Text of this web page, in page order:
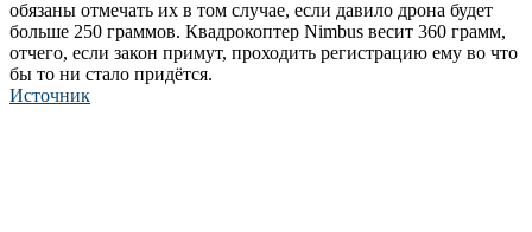
обязаны отмечать их в том случае, если давило дрона будет
больше 250 граммов. Квадрокоптер Nimbus весит 360 грамм,
отчего, если закон примут, проходить регистрацию ему во что
бы то ни стало придётся.
Источник